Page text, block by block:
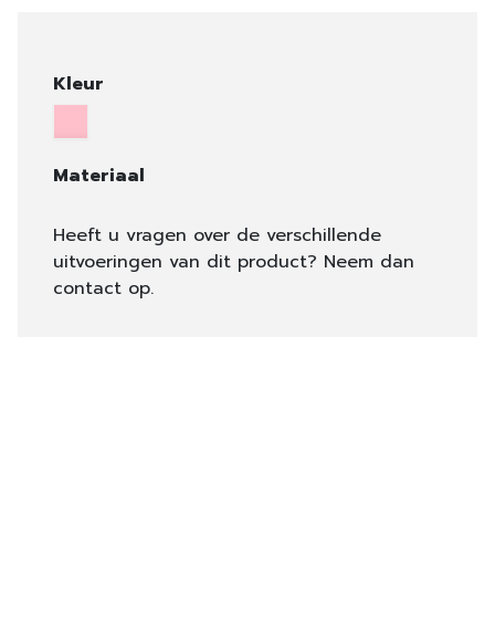
Kleur
Materiaal
Heeft u vragen over de verschillende
uitvoeringen van dit product? Neem dan
contact op.